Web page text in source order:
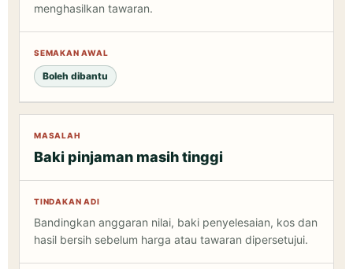
menghasilkan tawaran.
Boleh dibantu
Baki pinjaman masih tinggi
Bandingkan anggaran nilai, baki penyelesaian, kos dan
hasil bersih sebelum harga atau tawaran dipersetujui.